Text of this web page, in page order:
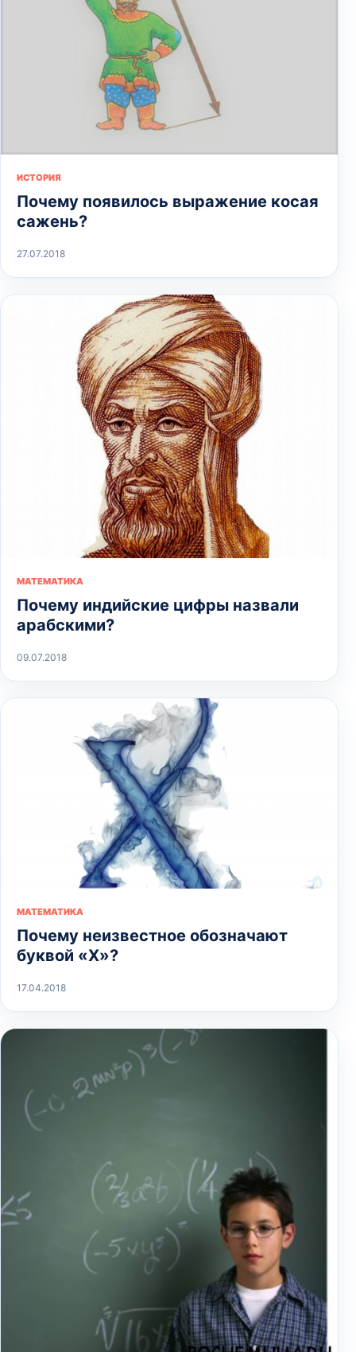
ИСТОРИЯ
Почему появилось выражение косая
сажень?
27.07.2018
МАТЕМАТИКА
Почему индийские цифры назвали
арабскими?
09.07.2018
МАТЕМАТИКА
Почему неизвестное обозначают
буквой «Х»?
17.04.2018